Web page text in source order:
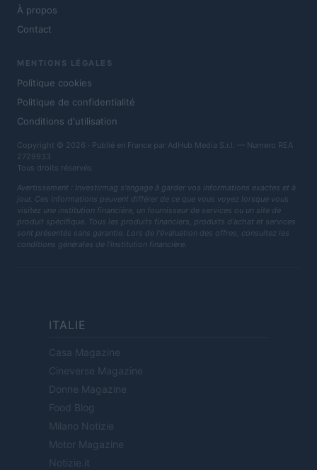
À propos
Contact
MENTIONS LÉGALES
Politique cookies
Politique de confidentialité
Conditions d'utilisation
Copyright © 2026 · Publié en France par AdHub Media S.r.l. — Numero REA
2729933
Tous droits réservés
Avertissement : Investirmag s'engage à garder vos informations exactes et à
jour. Ces informations peuvent différer de ce que vous voyez lorsque vous
visitez une institution financière, un fournisseur de services ou un site de
produit spécifique. Tous les produits financiers, produits d'achat et services
sont présentés sans garantie. Lors de l'évaluation des offres, consultez les
conditions générales de l'institution financière.
ITALIE
Casa Magazine
Cineverse Magazine
Donne Magazine
Food Blog
Milano Notizie
Motor Magazine
Notizie.it